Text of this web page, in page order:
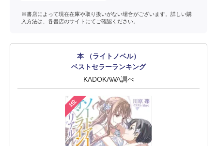
※書店によって現在在庫や取り扱いがない場合がございます。詳しい購
入方法は、各書店のサイトにてご確認ください。
本 （ライトノベル）
ベストセラーランキング
KADOKAWA調べ
1位